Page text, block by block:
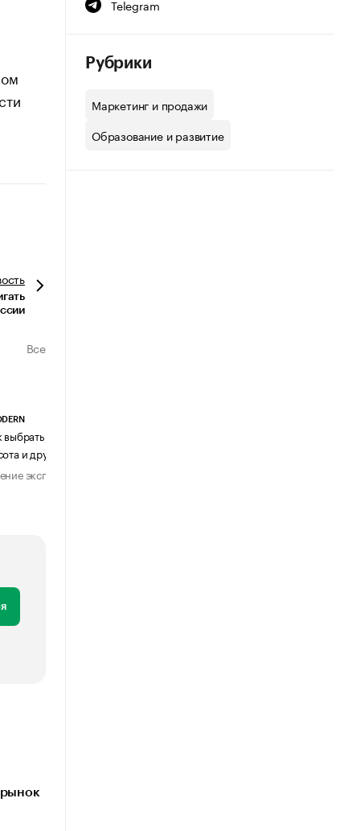
Все
выбрать журнальный столик:
и другие ключевые параметры
эксперта
Telegram
Рубрики
Маркетинг и продажи
Образование и развитие